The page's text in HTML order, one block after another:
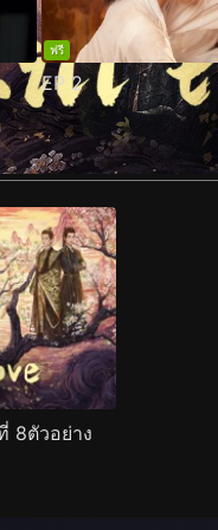
ฟรี
EP 2
ที่แนะนำ รายละเอียด
8ตัวอย่าง